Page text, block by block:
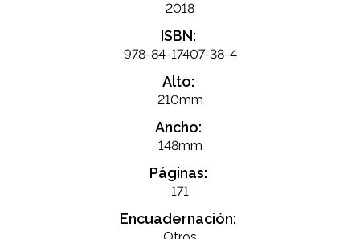
2018
ISBN:
978-84-17407-38-4
Alto:
210mm
Ancho:
148mm
Páginas:
171
Encuadernación: